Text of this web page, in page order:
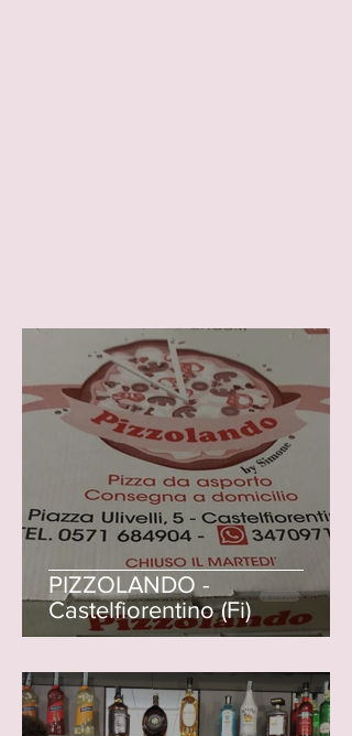
PIZZOLANDO -
Castelfiorentino (Fi)